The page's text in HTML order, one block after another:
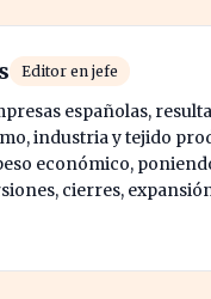
Editor en jefe
españolas,
industria y tejido
económico,
cierres,